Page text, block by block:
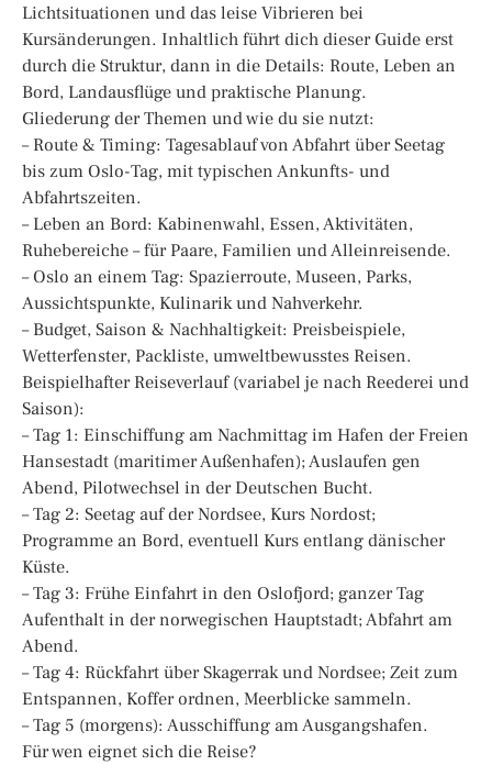
Lichtsituationen und das leise Vibrieren bei
Kursänderungen. Inhaltlich führt dich dieser Guide erst
durch die Struktur, dann in die Details: Route, Leben an
Bord, Landausflüge und praktische Planung.
Gliederung der Themen und wie du sie nutzt:
– Route & Timing: Tagesablauf von Abfahrt über Seetag
bis zum Oslo-Tag, mit typischen Ankunfts- und
Abfahrtszeiten.
– Leben an Bord: Kabinenwahl, Essen, Aktivitäten,
Ruhebereiche – für Paare, Familien und Alleinreisende.
– Oslo an einem Tag: Spazierroute, Museen, Parks,
Aussichtspunkte, Kulinarik und Nahverkehr.
– Budget, Saison & Nachhaltigkeit: Preisbeispiele,
Wetterfenster, Packliste, umweltbewusstes Reisen.
Beispielhafter Reiseverlauf (variabel je nach Reederei und
Saison):
– Tag 1: Einschiffung am Nachmittag im Hafen der Freien
Hansestadt (maritimer Außenhafen); Auslaufen gen
Abend, Pilotwechsel in der Deutschen Bucht.
– Tag 2: Seetag auf der Nordsee, Kurs Nordost;
Programme an Bord, eventuell Kurs entlang dänischer
Küste.
– Tag 3: Frühe Einfahrt in den Oslofjord; ganzer Tag
Aufenthalt in der norwegischen Hauptstadt; Abfahrt am
Abend.
– Tag 4: Rückfahrt über Skagerrak und Nordsee; Zeit zum
Entspannen, Koffer ordnen, Meerblicke sammeln.
– Tag 5 (morgens): Ausschiffung am Ausgangshafen.
Für wen eignet sich die Reise?